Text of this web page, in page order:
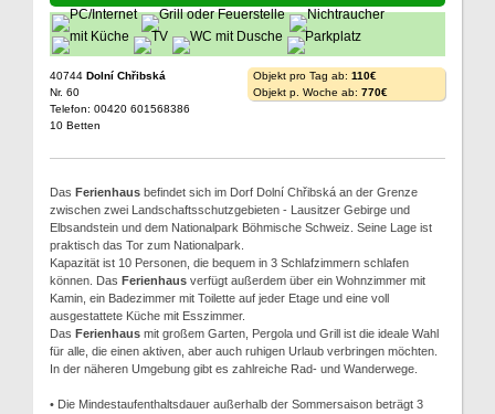
40744 Dolní Chřibská
Nr. 60
Telefon: 00420 601568386
10 Betten
Objekt pro Tag ab: 110€
Objekt p. Woche ab: 770€
Das Ferienhaus befindet sich im Dorf Dolní Chřibská an der Grenze
zwischen zwei Landschaftsschutzgebieten - Lausitzer Gebirge und
Elbsandstein und dem Nationalpark Böhmische Schweiz. Seine Lage ist
praktisch das Tor zum Nationalpark.
Kapazität ist 10 Personen, die bequem in 3 Schlafzimmern schlafen
können. Das Ferienhaus verfügt außerdem über ein Wohnzimmer mit
Kamin, ein Badezimmer mit Toilette auf jeder Etage und eine voll
ausgestattete Küche mit Esszimmer.
Das Ferienhaus mit großem Garten, Pergola und Grill ist die ideale Wahl
für alle, die einen aktiven, aber auch ruhigen Urlaub verbringen möchten.
In der näheren Umgebung gibt es zahlreiche Rad- und Wanderwege.
• Die Mindestaufenthaltsdauer außerhalb der Sommersaison beträgt 3